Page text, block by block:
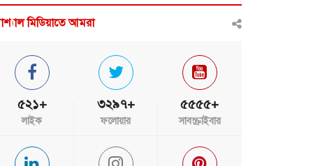
মিডিয়াতে আমরা
৫২১+
লাইক
৩২৯৭+
ফলোয়ার
৫৫৫৫+
সাবস্ক্রাইবার